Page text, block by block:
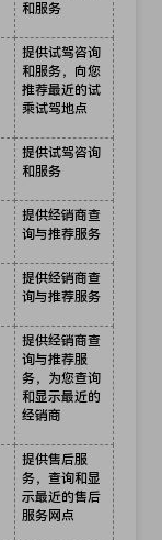
和服务
提供试驾咨询
和服务，向您
推荐最近的试
乘试驾地点
提供试驾咨询
和服务
提供经销商查
询与推荐服务
提供经销商查
询与推荐服务
提供经销商查
询与推荐服
务，为您查询
和显示最近的
经销商
提供售后服
务，查询和显
示最近的售后
服务网点